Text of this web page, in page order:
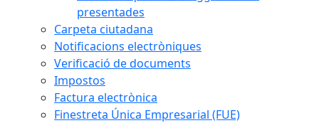
presentades
Carpeta ciutadana
Notificacions electròniques
Verificació de documents
Impostos
Factura electrònica
Finestreta Única Empresarial (FUE)